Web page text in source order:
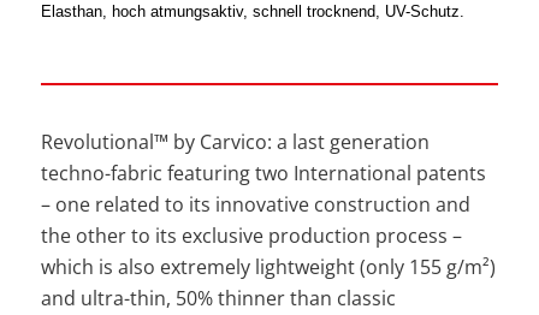
Elasthan, hoch atmungsaktiv, schnell trocknend, UV-Schutz.
Revolutional™ by Carvico: a last generation
techno-fabric featuring two International patents
– one related to its innovative construction and
the other to its exclusive production process –
which is also extremely lightweight (only 155 g/m²)
and ultra-thin, 50% thinner than classic